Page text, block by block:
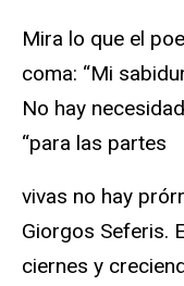
Mira lo que el
coma: “Mi
No hay
“para las partes
vivas no hay
Giorgos Seferis.
ciernes y